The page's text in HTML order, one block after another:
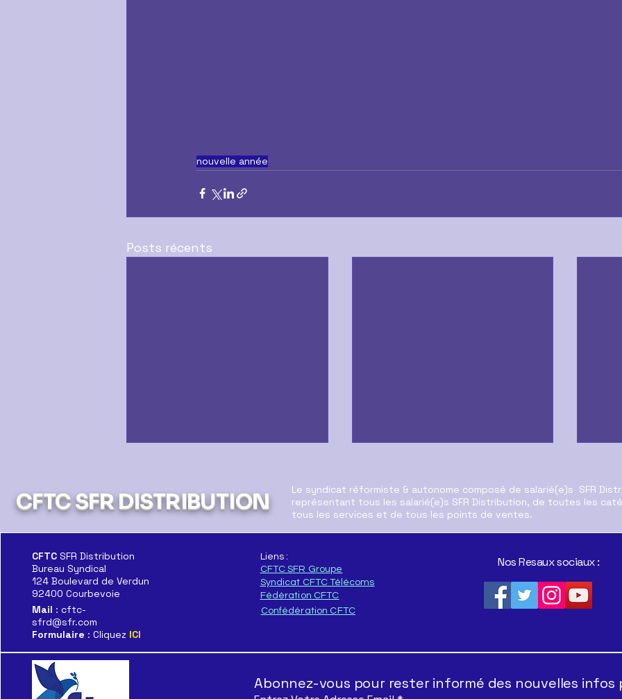
nouvelle année
Posts récents
Déclaration au CSE sur le
Futur de SFR Distribution
En
CFTC SFR DISTRIBUTION
Le syndicat réformiste & autonome composé de salarié(e)s SFR
représentant tous les salarié(e)s SFR Distribution, de toutes les
tous les services et de tous les points de ventes.
CFTC SFR Distribution
Bureau Syndical
124 Boulevard de Verdun
92400 Courbevoie
Mail : cftc-
sfrd@sfr.com
Formulaire : Cliquez ICI
Liens :
CFTC SFR Groupe
Syndicat CFTC Télécoms
Fédération CFTC
Confédération CFTC
Nos Resaux sociaux :
Abonnez-vous pour rester informé des nouvelles infos